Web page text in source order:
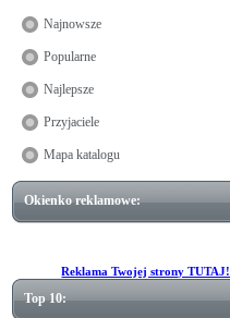
Najnowsze
Popularne
Najlepsze
Przyjaciele
Mapa katalogu
Okienko reklamowe:
Reklama Twojej strony TUTAJ!
Top 10: